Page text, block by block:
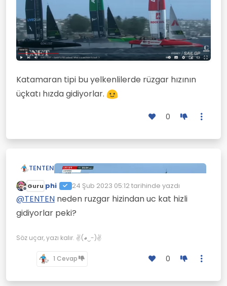
Katamaran tipi bu yelkenlilerde rüzgar hızının
üçkatı hızda gidiyorlar.
0
TENTEN
Katamaran tipi bu yelkenlilerde rüzgar hızının
Çevrimdışı
Guru phi 24 Şub 2023 05:12tarihinde yazdı
Son düzenleyen:
@TENTEN neden ruzgar hizindan uc kat hizli
gidiyorlar peki?
Söz uçar, yazı kalır. ✌(◕‿-)✌
1 Cevap 0